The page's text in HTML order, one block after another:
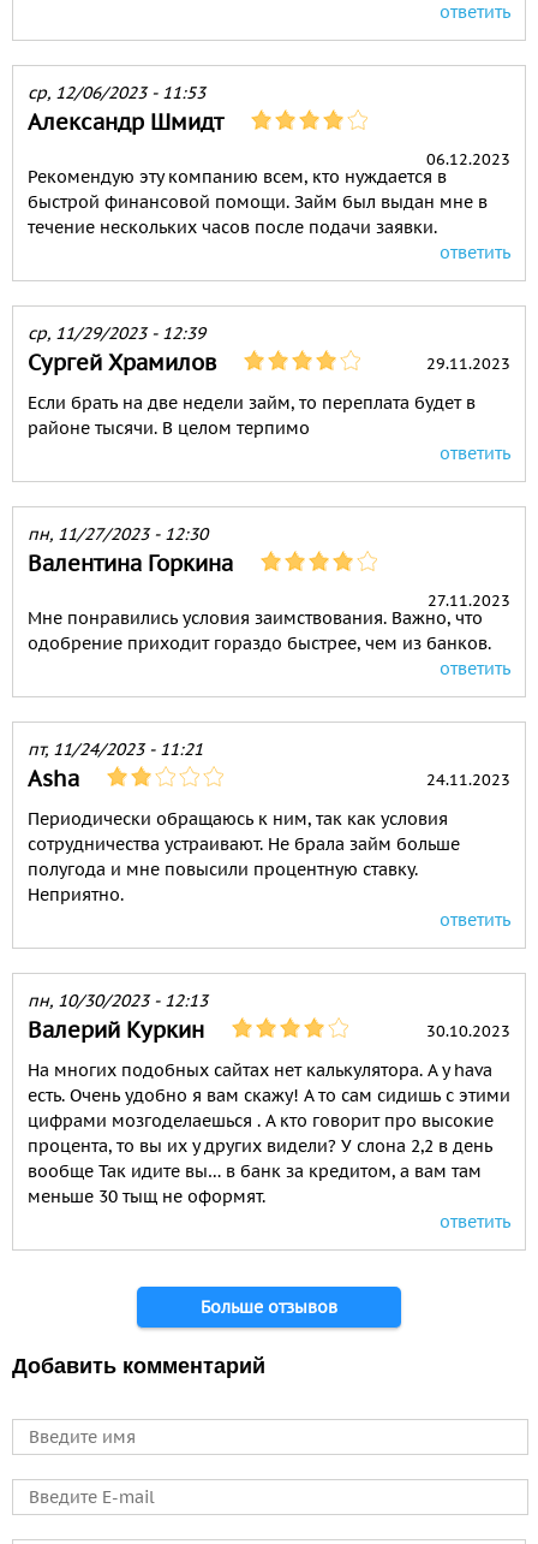
ответить
ср, 12/06/2023 - 11:53
Александр Шмидт
06.12.2023
Рекомендую эту компанию всем, кто нуждается в
быстрой финансовой помощи. Займ был выдан мне в
течение нескольких часов после подачи заявки.
ответить
ср, 11/29/2023 - 12:39
Сургей Храмилов 29.11.2023
Если брать на две недели займ, то переплата будет в
районе тысячи. В целом терпимо
ответить
пн, 11/27/2023 - 12:30
Валентина Горкина
27.11.2023
Мне понравились условия заимствования. Важно, что
одобрение приходит гораздо быстрее, чем из банков.
ответить
пт, 11/24/2023 - 11:21
Asha 24.11.2023
Периодически обращаюсь к ним, так как условия
сотрудничества устраивают. Не брала займ больше
полугода и мне повысили процентную ставку.
Неприятно.
ответить
пн, 10/30/2023 - 12:13
Валерий Куркин 30.10.2023
На многих подобных сайтах нет калькулятора. А у hava
есть. Очень удобно я вам скажу! А то сам сидишь с этими
цифрами мозгоделаешься . А кто говорит про высокие
процента, то вы их у других видели? У слона 2,2 в день
вообще Так идите вы… в банк за кредитом, а вам там
меньше 30 тыщ не оформят.
ответить
Больше отзывов
Добавить комментарий
Имя
E-mail